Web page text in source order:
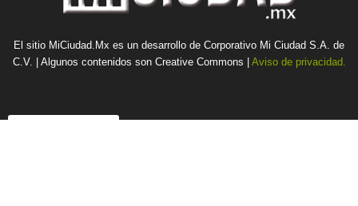
El sitio MiCiudad.Mx es un desarrollo de Corporativo Mi Ciudad S.A. de
C.V. | Algunos contenidos son Creative Commons | Aviso de privacidad.